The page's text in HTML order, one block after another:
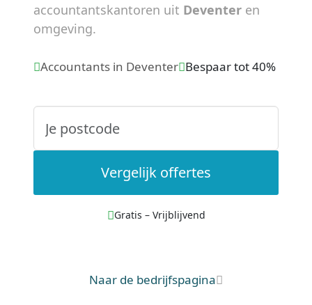
accountantskantoren uit Deventer en
omgeving.
Accountants in Deventer Bespaar tot 40%
Vergelijk offertes
Gratis – Vrijblijvend
Naar de bedrijfspagina